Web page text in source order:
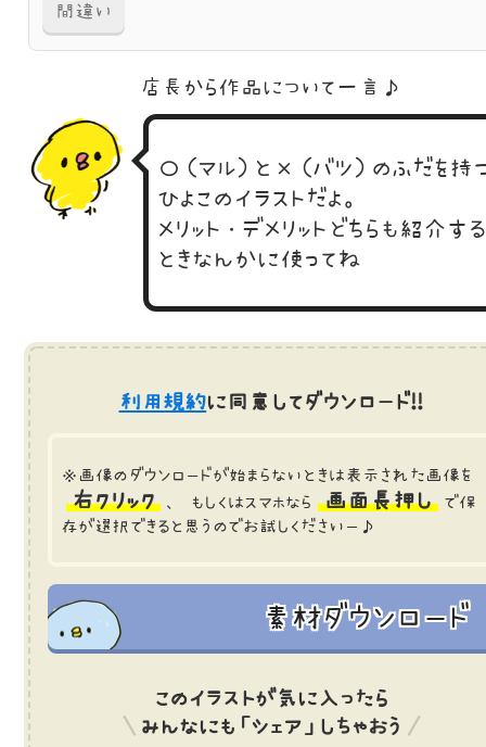
間違い
店長から作品に ついて一言♪
〇（マル）と×（バツ）のふだを持
ひよこのイラストだよ。
メリット・デメリットどちらも紹介する
ときなんかに使ってね
利用規約に同意してダウンロード!!
※画像のダウンロードが始まらないときは表示された画像を
右クリック 、 もしくはスマホなら 画面長押し
で保
存が選択できると思うのでお試しくださいー♪
素材ダウンロード
このイラストが気に入ったら
みんなにも「シェア」しちゃおう